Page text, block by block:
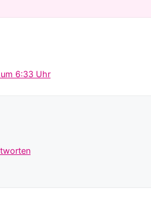
6:33 Uhr